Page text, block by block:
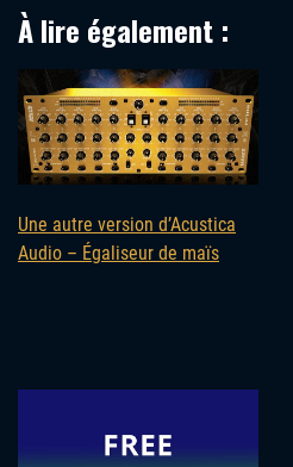
À lire également :
Une autre version d’Acustica
Audio – Égaliseur de maïs